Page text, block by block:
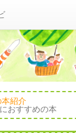
本紹介
おすすめの本